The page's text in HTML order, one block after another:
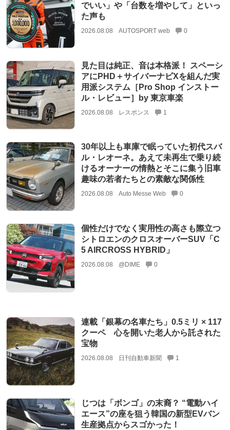
でいい」や「台数を増やして」といっ
た声も
2026.08.08 AUTOSPORT web 0
見た目は純正、音は本格派！ スペーシ
アにPHD＋サイバーナビXを組んだ実
用派システム［Pro Shop インストー
ル・レビュー］by 東京車楽
2026.08.08 レスポンス 1
30年以上も車庫で眠っていた初代スバ
ル・レオーネ。あえて未再生で乗り続
けるオーナーの情熱とそこに集う旧車
趣味の若者たちとの素敵な関係性
2026.08.08 Auto Messe Web 0
個性だけでなく実用性の高さも際立つ
シトロエンのクロスオーバーSUV「C
5 AIRCROSS HYBRID」
2026.08.08 @DIME 0
連載「銀幕の名車たち」0.5ミリ × 117
クーペ 心を開いた老人から託された
宝物
2026.08.08 日刊自動車新聞 1
じつは「ボンゴ」の末裔？ “電動ハイ
エース”の座を狙う韓国の新型EVバン
生産拠点からスゴかった！